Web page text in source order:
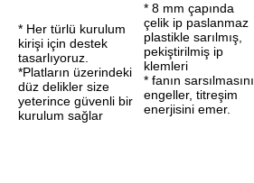
* Her türlü kurulum
kirişi için destek
tasarlıyoruz.
*Platların üzerindeki
düz delikler size
yeterince güvenli bir
kurulum sağlar
* 8 mm çapında
çelik ip paslanmaz
plastikle sarılmış,
pekiştirilmiş ip
klemleri
* fanın sarsılmasını
engeller, titreşim
enerjisini emer.